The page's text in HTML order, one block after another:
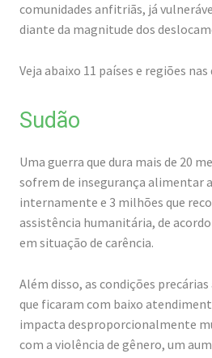
comunidades anfitriãs, já
diante da magnitude dos
Veja abaixo 11 países e regiões
Sudão
Uma guerra que dura mais de 20
sofrem de insegurança alimentar
internamente e 3 milhões que
assistência humanitária, de
em situação de carência.
Além disso, as condições
que ficaram com baixo
impacta desproporcionalmente
com a violência de gênero, um